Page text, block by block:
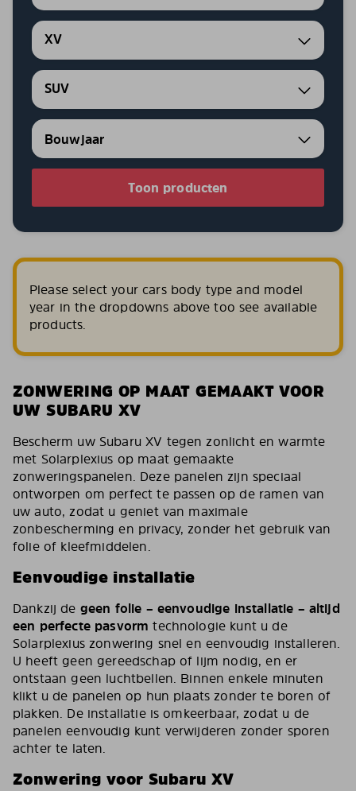
XV
SUV
Toon producten
Please select your cars body type and model
year in the dropdowns above too see available
products.
ZONWERING OP MAAT GEMAAKT VOOR
UW SUBARU XV
Bescherm uw Subaru XV tegen zonlicht en warmte
met Solarplexius op maat gemaakte
zonweringspanelen. Deze panelen zijn speciaal
ontworpen om perfect te passen op de ramen van
uw auto, zodat u geniet van maximale
zonbescherming en privacy, zonder het gebruik van
folie of kleefmiddelen.
Eenvoudige installatie
Dankzij de geen folie – eenvoudige installatie – altijd
een perfecte pasvorm technologie kunt u de
Solarplexius zonwering snel en eenvoudig installeren.
U heeft geen gereedschap of lijm nodig, en er
ontstaan geen luchtbellen. Binnen enkele minuten
klikt u de panelen op hun plaats zonder te boren of
plakken. De installatie is omkeerbaar, zodat u de
panelen eenvoudig kunt verwijderen zonder sporen
achter te laten.
Zonwering voor Subaru XV